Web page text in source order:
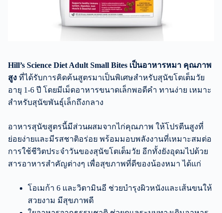
Hill’s Science Diet Adult Small Bites เป็นอาหารหมา คุณภาพ
สูง ที่ได้รับการคิดค้นสูตรมาเป็นพิเศษสำหรับสุนัขโตเต็มวัย
อายุ 1-6 ปี โดยมีเม็ดอาหารขนาดเล็กพอดีคำ ทานง่าย เหมาะ
สำหรับสุนัขพันธุ์เล็กถึงกลาง
อาหารสุนัขสูตรนี้มีส่วนผสมจากไก่คุณภาพ ให้โปรตีนสูงที่
ย่อยง่ายและมีรสชาติอร่อย พร้อมมอบพลังงานที่เหมาะสมต่อ
การใช้ชีวิตประจำวันของสุนัขโตเต็มวัย อีกทั้งยังอุดมไปด้วย
สารอาหารสำคัญต่างๆ เพื่อสุขภาพที่ดีของน้องหมา ได้แก่
โอเมก้า 6 และวิตามินอี ช่วยบำรุงผิวหนังและเส้นขนให้
สวยงาม มีสุขภาพดี